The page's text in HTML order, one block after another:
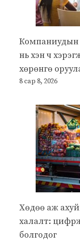
Компаниудын
нь хэн ч
хөрөнгө
8 сар 8, 2026
Хөдөө аж
халалт:
болгодог